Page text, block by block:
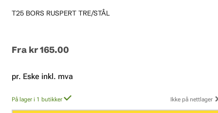
T25 BORS RUSPERT TRE/STÅL
Fra kr 165.00
pr. Eske inkl. mva
På lager i 1 butikker Ikke på nettlager